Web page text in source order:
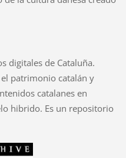
digitales de Cataluña.
patrimonio catalán y
catalanes en
hibrido. Es un repositorio